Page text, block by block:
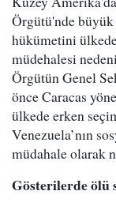
Örgütü'nde
hükümetini
müdehalesi
Örgütün Genel
önce Caracas
ülkede erken
Venezuela’nın
müdahale olarak
Gösterilerde ölü